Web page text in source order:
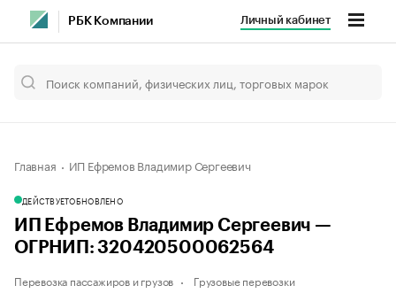
РБК Компании Личный кабинет
Главная ИП Ефремов Владимир Сергеевич
ДЕЙСТВУЕТОБНОВЛЕНО
ИП Ефремов Владимир Сергеевич —
ОГРНИП: 320420500062564
Перевозка пассажиров и грузов Грузовые перевозки